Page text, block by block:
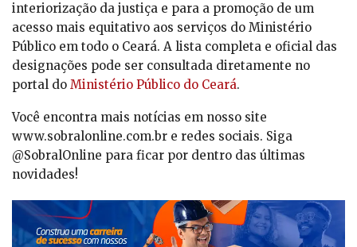
interiorização da justiça e para a promoção de um
acesso mais equitativo aos serviços do Ministério
Público em todo o Ceará. A lista completa e oficial das
designações pode ser consultada diretamente no
portal do Ministério Público do Ceará.
Você encontra mais notícias em nosso site
www.sobralonline.com.br e redes sociais. Siga
@SobralOnline para ficar por dentro das últimas
novidades!